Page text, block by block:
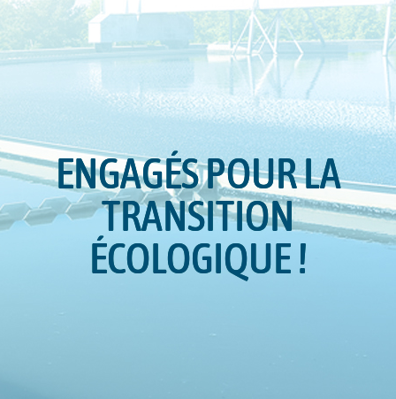
ENGAGÉS POUR LA
TRANSITION
ÉCOLOGIQUE !